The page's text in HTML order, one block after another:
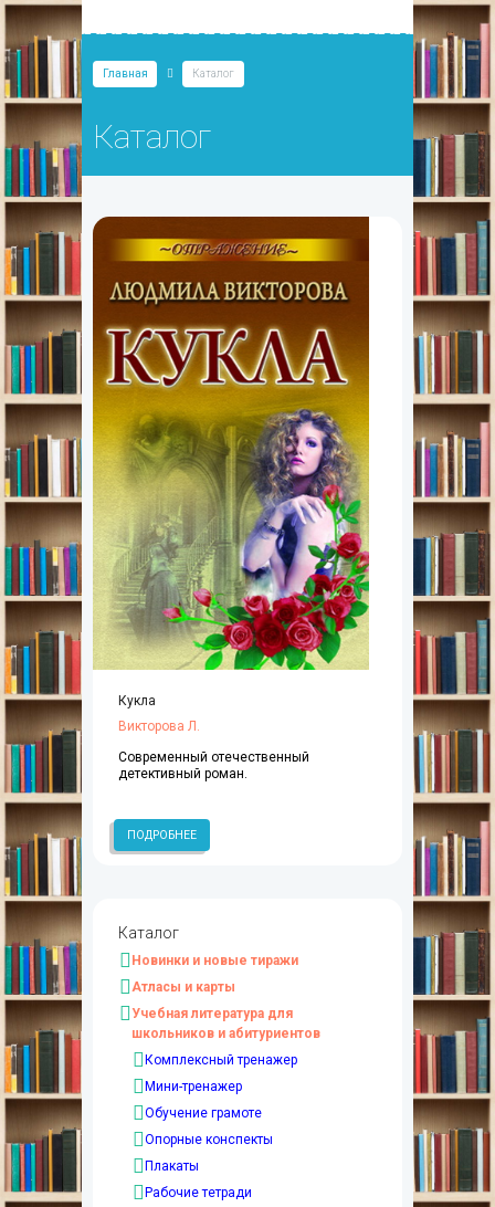
Главная Каталог
Каталог
Кукла
Викторова Л.
Современный отечественный
детективный роман.
ПОДРОБНЕЕ
Каталог
Новинки и новые тиражи
Атласы и карты
Учебная литература для
школьников и абитуриентов
Комплексный тренажер
Мини-тренажер
Обучение грамоте
Опорные конспекты
Плакаты
Рабочие тетради